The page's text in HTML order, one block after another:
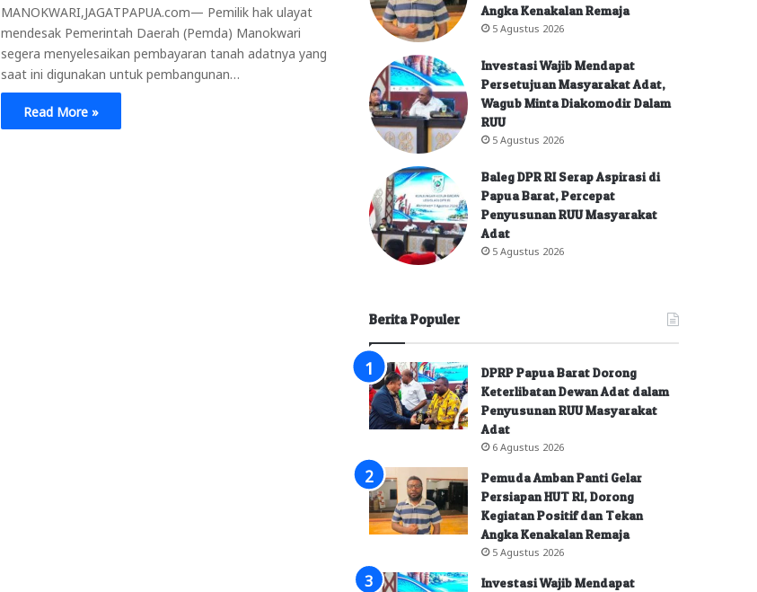
MANOKWARI,JAGATPAPUA.com— Pemilik hak ulayat
mendesak Pemerintah Daerah (Pemda) Manokwari
segera menyelesaikan pembayaran tanah adatnya yang
saat ini digunakan untuk pembangunan…
Read More »
Angka Kenakalan Remaja
5 Agustus 2026
Investasi Wajib Mendapat
Persetujuan Masyarakat Adat,
Wagub Minta Diakomodir Dalam
RUU
5 Agustus 2026
Baleg DPR RI Serap Aspirasi di
Papua Barat, Percepat
Penyusunan RUU Masyarakat
Adat
5 Agustus 2026
Berita Populer
DPRP Papua Barat Dorong
Keterlibatan Dewan Adat dalam
Penyusunan RUU Masyarakat
Adat
6 Agustus 2026
Pemuda Amban Panti Gelar
Persiapan HUT RI, Dorong
Kegiatan Positif dan Tekan
Angka Kenakalan Remaja
5 Agustus 2026
Investasi Wajib Mendapat